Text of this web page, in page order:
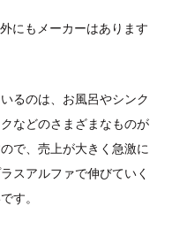
にもメーカーはあります
るのは、お風呂やシンク
などのさまざまなものが
で、売上が大きく急激に
スアルファで伸びていく
す。